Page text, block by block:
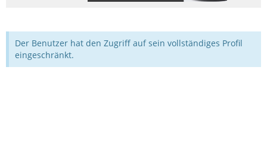
Der Benutzer hat den Zugriff auf sein vollständiges Profil
eingeschränkt.